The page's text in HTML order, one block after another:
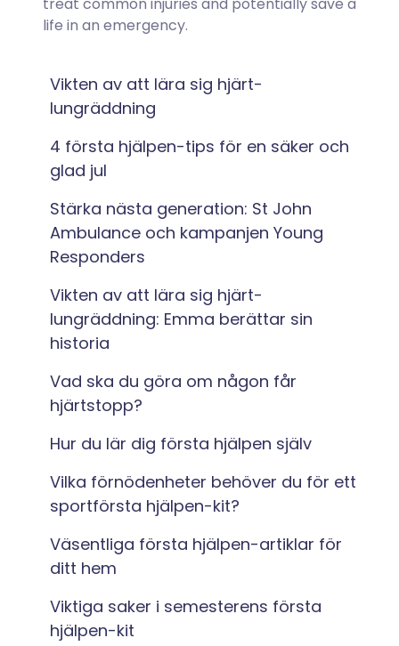
life in an emergency.
Vikten av att lära sig hjärt-
lungräddning
4 första hjälpen-tips för en säker och
glad jul
Stärka nästa generation: St John
Ambulance och kampanjen Young
Responders
Vikten av att lära sig hjärt-
lungräddning: Emma berättar sin
historia
Vad ska du göra om någon får
hjärtstopp?
Hur du lär dig första hjälpen själv
Vilka förnödenheter behöver du för ett
sportförsta hjälpen-kit?
Väsentliga första hjälpen-artiklar för
ditt hem
Viktiga saker i semesterens första
hjälpen-kit